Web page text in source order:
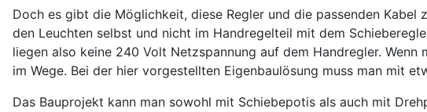
Doch es gibt die Möglichkeit, diese Regler und die passenden
den Leuchten selbst und nicht im Handregelteil mit dem
liegen also keine 240 Volt Netzspannung auf dem Handregler.
im Wege. Bei der hier vorgestellten Eigenbaulösung muss man mit
Das Bauprojekt kann man sowohl mit Schiebepotis als auch mit